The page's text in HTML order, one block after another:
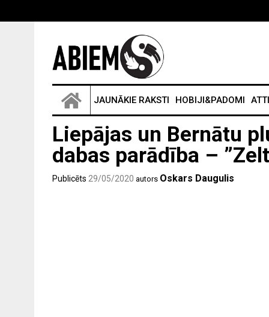
JAUNĀKIE RAKSTI HOBIJI&PADOMI
Liepājas un Bernātu
dabas parādība –
Publicēts 29/05/2020 autors Oskars Daugulis